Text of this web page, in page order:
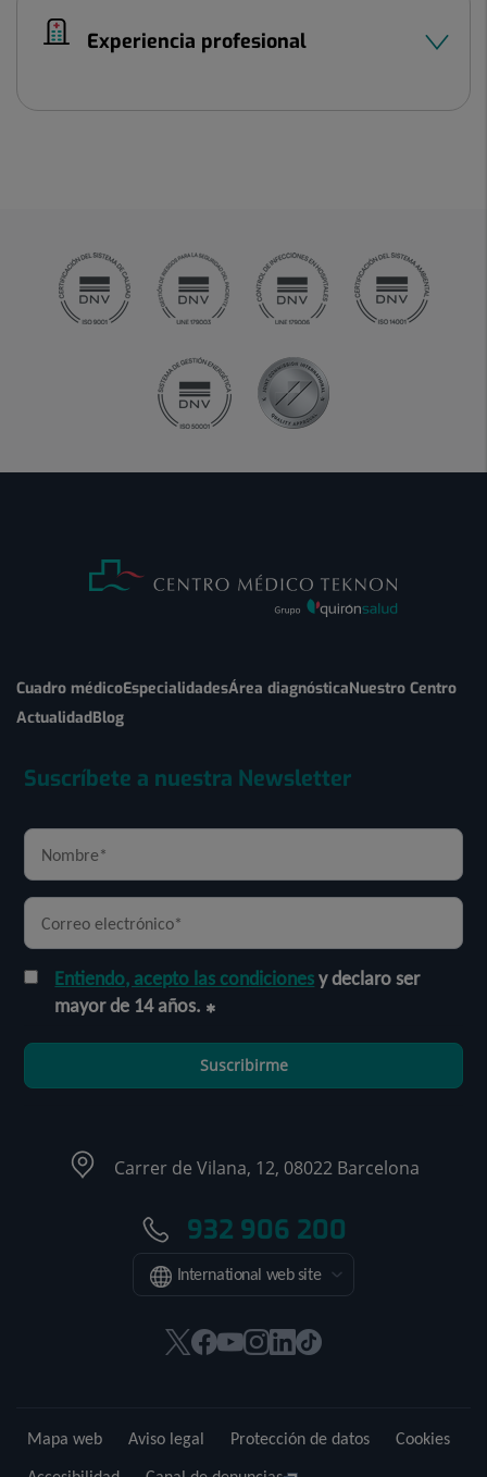
Experiencia profesional
Cuadro médicoEspecialidadesÁrea diagnósticaNuestro Centro
ActualidadBlog
Suscríbete a nuestra Newsletter
Entiendo, acepto las condicionesy declaro ser
mayor de 14 años.
Suscribirme
Carrer de Vilana, 12, 08022 Barcelona
932 906 200
International web site
Este
en
Este
en
Este
en
Este
en
Este
en
Enlace
externa.
Mapa web Aviso legal Protección de datos
Cookies